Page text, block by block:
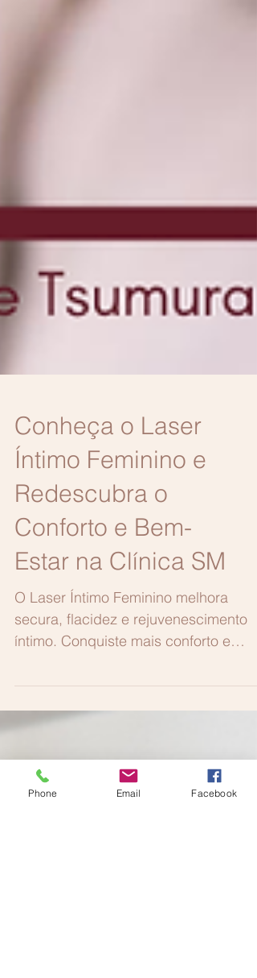
Conheça o Laser
Íntimo Feminino e
Redescubra o
Conforto e Bem-
Estar na Clínica SM
O Laser Íntimo Feminino melhora
confiança com esse tratamento
Phone Email Facebook